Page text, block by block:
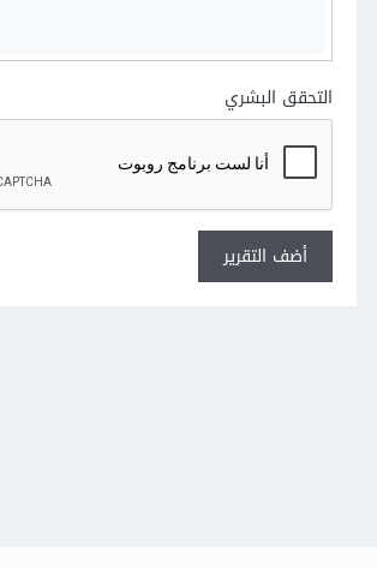
التحقق البشري
أضف التقرير